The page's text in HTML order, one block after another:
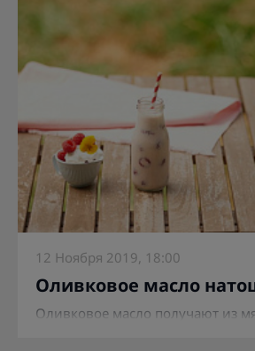
12 Ноября 2019, 18:00
Оливковое масло
Оливковое масло получают из